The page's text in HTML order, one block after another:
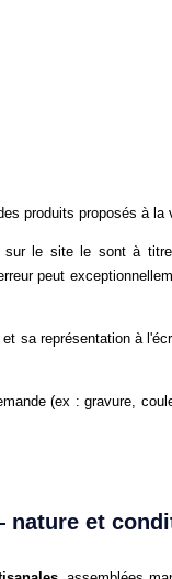
produits proposés à la
sur le site le sont à
peut
sa représentation à
(ex : gravure,
nature et